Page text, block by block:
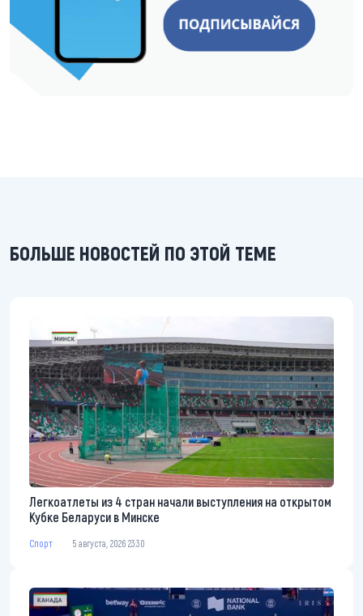
БОЛЬШЕ НОВОСТЕЙ ПО ЭТОЙ ТЕМЕ
Легкоатлеты из 4 стран начали выступления на открытом
Кубке Беларуси в Минске
Спорт 5 августа, 2026 23:30